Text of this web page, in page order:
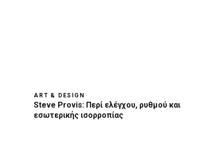
ART & DESIGN
Steve Provis: Περί ελέγχου, ρυθμού και
εσωτερικής ισορροπίας